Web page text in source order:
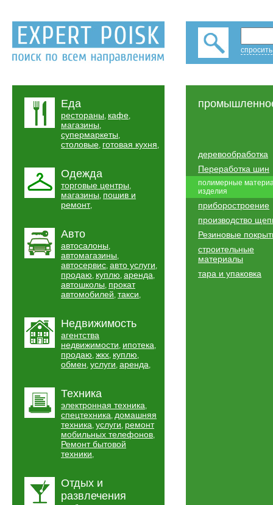
Еда
рестораны, кафе,
магазины,
супермаркеты,
столовые, готовая кухня,
Одежда
торговые центры,
магазины, пошив и
ремонт,
Авто
автосалоны,
автомагазины,
автосервис, авто услуги,
продаю, куплю, аренда,
автошколы, прокат
автомобилей, такси,
Недвижимость
агентства
недвижимости, ипотека,
продаю, жкх, куплю,
обмен, услуги, аренда,
Техника
электронная техника,
спецтехника, домашняя
техника, услуги, ремонт
мобильных телефонов,
Ремонт бытовой
техники,
Отдых и
развлечения
деревообработка
Переработка шин
полимерные
изделия
приборостроение
производство
Резиновые
строительные
материалы
тара и упаковка